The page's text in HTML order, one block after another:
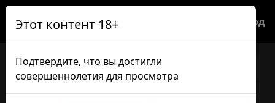
Вход
Этот контент 18+
Подтвердите, что вы достигли
совершеннолетия для просмотра
RU Circus Alert!
Версия игры: 1.0